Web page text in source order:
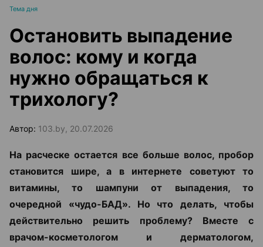
Тема дня
Остановить выпадение
волос: кому и когда
нужно обращаться к
трихологу?
Автор: 103.by, 20.07.2026
На расческе остается все больше волос, пробор
становится шире, а в интернете советуют то
витамины, то шампуни от выпадения, то
очередной «чудо-БАД». Но что делать, чтобы
действительно решить проблему? Вместе с
врачом-косметологом и дерматологом,